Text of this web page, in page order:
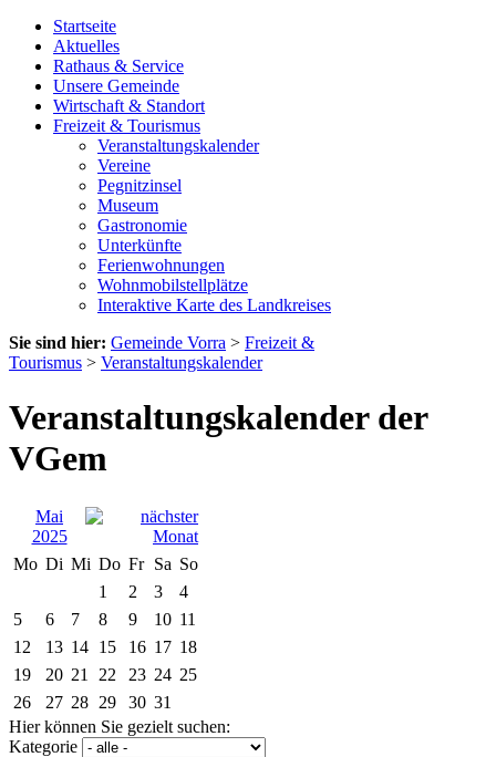
Startseite
Aktuelles
Rathaus & Service
Unsere Gemeinde
Wirtschaft & Standort
Freizeit & Tourismus
Veranstaltungskalender
Vereine
Pegnitzinsel
Museum
Gastronomie
Unterkünfte
Ferienwohnungen
Wohnmobilstellplätze
Interaktive Karte des Landkreises
Sie sind hier: Gemeinde Vorra > Freizeit &
Tourismus > Veranstaltungskalender
Veranstaltungskalender der
VGem
Mai
2025
Mo Di Mi Do Fr Sa So
1
2 3
4
5
6 7 8 9 10 11
12
13 14 15 16 17 18
19
20 21 22 23 24 25
26
27 28 29 30 31
Hier können Sie gezielt suchen:
Kategorie